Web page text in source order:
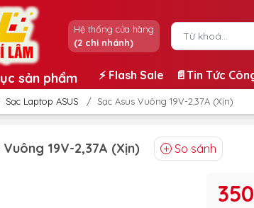
Hệ thống cửa hàng
(2 chi nhánh)
sản phẩm ⚡️ Flash Sale 📄Tin Tức
Sạc Laptop ASUS / Sạc Asus Vuông 19V-2,37A (Xịn)
Vuông 19V-2,37A (Xịn) So sánh